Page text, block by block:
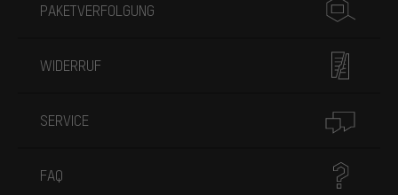
PAKETVERFOLGUNG
WIDERRUF
SERVICE
FAQ